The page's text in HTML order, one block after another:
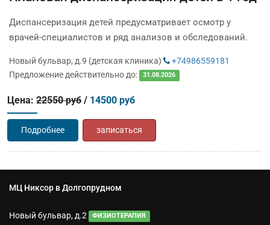
Диспансеризация детей предусматривает осмотр у
врачей-специалистов и ряд анализов и обследований.
Новый бульвар, д.9 (детская клиника)
+74986559181
Предложение действительно до:
31.08.2026
Цена: 22550 руб / 14500 руб
Подробнее записаться
МЦ Никсор в Долгопрудном
Новый бульвар, д.2 ФИЗИОТЕРАПИЯ